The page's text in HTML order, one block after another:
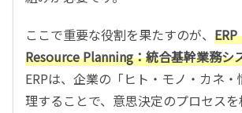
ここで重要な役割を果たすのが、
Resource Planning：統合基幹業務シ
ERPは、企業の「ヒト・モノ・カネ
理することで、意思決定のプロセス